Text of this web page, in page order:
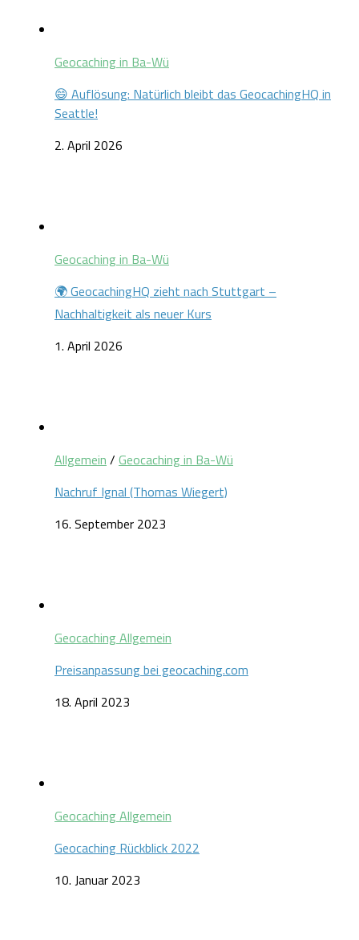
Geocaching in Ba-Wü
😄 Auflösung: Natürlich bleibt das GeocachingHQ in
Seattle!
2. April 2026
Geocaching in Ba-Wü
🌍 GeocachingHQ zieht nach Stuttgart –
Nachhaltigkeit als neuer Kurs
1. April 2026
Allgemein / Geocaching in Ba-Wü
Nachruf Ignal (Thomas Wiegert)
16. September 2023
Geocaching Allgemein
Preisanpassung bei geocaching.com
18. April 2023
Geocaching Allgemein
Geocaching Rückblick 2022
10. Januar 2023